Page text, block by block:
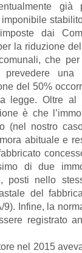
dai
la riduzione
che
prevedere
del 50%
legge. Oltre
è che
(nel nostro
abituale e
di due
posti nello
del
9). Infine, la
registrato
nel 2015